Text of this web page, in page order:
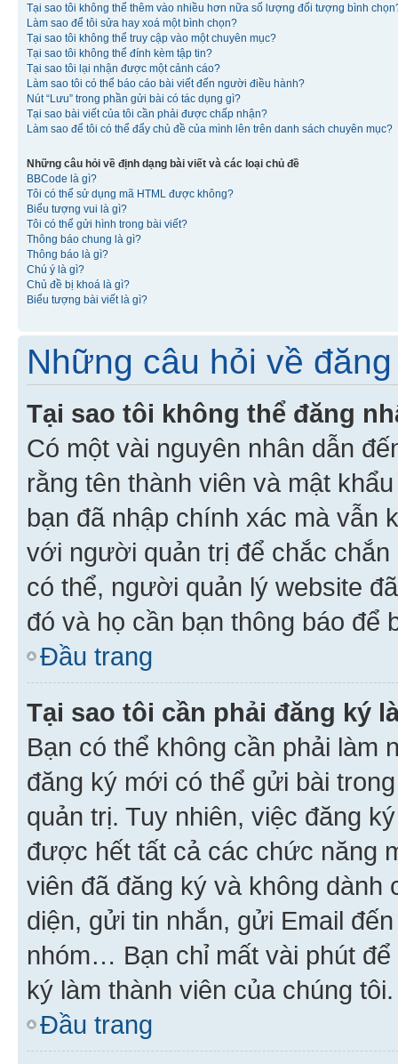
Tại sao tôi không thể thêm vào nhiều hơn nữa số lượng đối tượng bình
Làm sao để tôi sửa hay xoá một bình chọn?
Tại sao tôi không thể truy cập vào một chuyên mục?
Tại sao tôi không thể đính kèm tập tin?
Tại sao tôi lại nhận được một cảnh cáo?
Làm sao tôi có thể báo cáo bài viết đến người điều hành?
Nút “Lưu” trong phần gửi bài có tác dụng gì?
Tại sao bài viết của tôi cần phải được chấp nhận?
Làm sao để tôi có thể đẩy chủ đề của mình lên trên danh sách chuyên mục?
Những câu hỏi về định dạng bài viết và các loại chủ đề
BBCode là gì?
Tôi có thể sử dụng mã HTML được không?
Biểu tượng vui là gì?
Tôi có thể gửi hình trong bài viết?
Thông báo chung là gì?
Thông báo là gì?
Chú ý là gì?
Chủ đề bị khoá là gì?
Biểu tượng bài viết là gì?
Những câu hỏi về
Tại sao tôi không thể đăng
Có một vài nguyên nhân dẫn
rằng tên thành viên và mật
bạn đã nhập chính xác mà vẫn
với người quản trị để chắc
có thể, người quản lý website
đó và họ cần bạn thông báo để
Đầu trang
Tại sao tôi cần phải đăng ký
Bạn có thể không cần phải làm
đăng ký mới có thể gửi bài
quản trị. Tuy nhiên, việc đăng
được hết tất cả các chức năng
viên đã đăng ký và không
diện, gửi tin nhắn, gửi Email
nhóm… Bạn chỉ mất vài phút
ký làm thành viên của chúng tôi.
Đầu trang